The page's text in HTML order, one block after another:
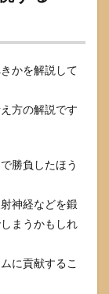
かを解説して
方の解説です
勝負したほう
神経などを鍛
まうかもしれ
に貢献するこ